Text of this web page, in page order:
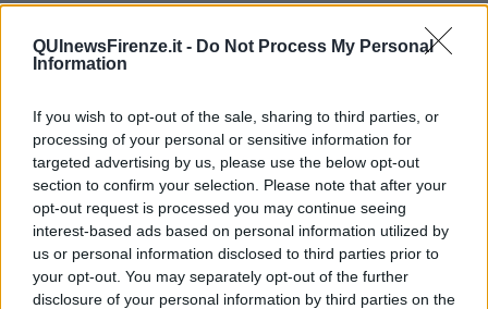
QUInewsFirenze.it - Do Not Process My Personal
Information
If you wish to opt-out of the sale, sharing to third parties, or
processing of your personal or sensitive information for
targeted advertising by us, please use the below opt-out
section to confirm your selection. Please note that after your
opt-out request is processed you may continue seeing
interest-based ads based on personal information utilized by
us or personal information disclosed to third parties prior to
your opt-out. You may separately opt-out of the further
disclosure of your personal information by third parties on the